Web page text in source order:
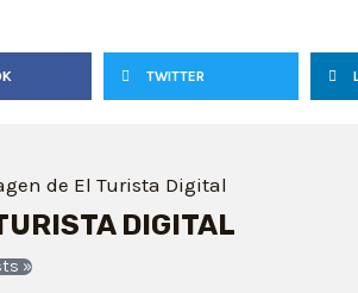
TWITTER
DIGITAL
»